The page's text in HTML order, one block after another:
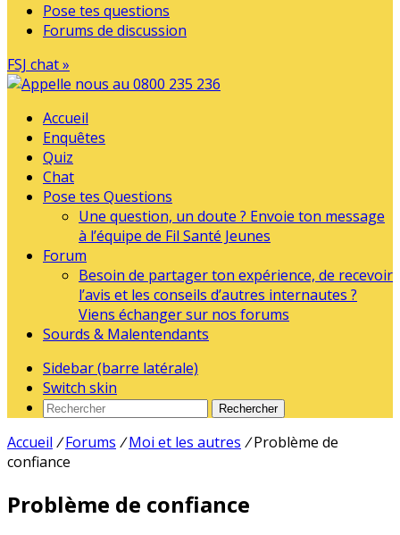
Pose tes questions
Forums de discussion
FSJ chat »
Accueil
Enquêtes
Quiz
Chat
Pose tes Questions
Une question, un doute ? Envoie ton message
à l’équipe de Fil Santé Jeunes
Forum
Besoin de partager ton expérience, de recevoir
l’avis et les conseils d’autres internautes ?
Viens échanger sur nos forums
Sourds & Malentendants
Sidebar (barre latérale)
Switch skin
Rechercher
Accueil / Forums / Moi et les autres / Problème de
confiance
Problème de confiance